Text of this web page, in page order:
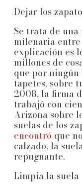
Dejar los
Se trata de
milenaria
explicación es
millones de
que por ningún
tapetes, sobre
2008, la firma
trabajó con
Arizona sobre
suelas de los
encontró que
calzado, la
repugnante.
Limpia la suela